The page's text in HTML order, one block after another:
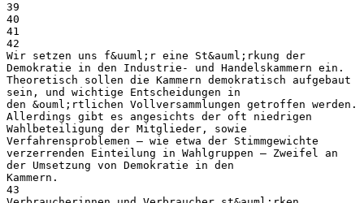
39
40
41
42
Wir setzen uns f&uuml;r eine St&auml;rkung der
Demokratie in den Industrie- und Handelskammern ein.
Theoretisch sollen die Kammern demokratisch aufgebaut
sein, und wichtige Entscheidungen in
den &ouml;rtlichen Vollversammlungen getroffen werden.
Allerdings gibt es angesichts der oft niedrigen
Wahlbeteiligung der Mitglieder, sowie
Verfahrensproblemen – wie etwa der Stimmgewichte
verzerrenden Einteilung in Wahlgruppen – Zweifel an
der Umsetzung von Demokratie in den
Kammern.
43